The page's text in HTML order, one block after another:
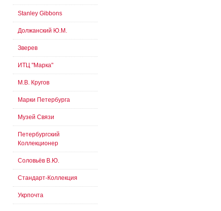
Stanley Gibbons
Должанский Ю.М.
Зверев
ИТЦ "Марка"
М.В. Кругов
Марки Петербурга
Музей Связи
Петербургский
Коллекционер
Соловьёв В.Ю.
Стандарт-Коллекция
Укрпочта